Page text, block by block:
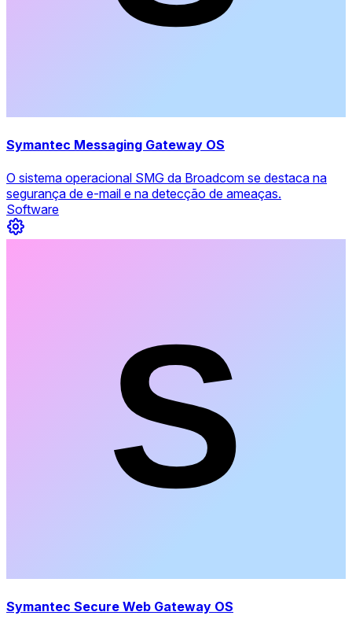
Symantec Messaging Gateway OS
O sistema operacional SMG da Broadcom se destaca na
segurança de e-mail e na detecção de ameaças.
Software
Symantec Secure Web Gateway OS